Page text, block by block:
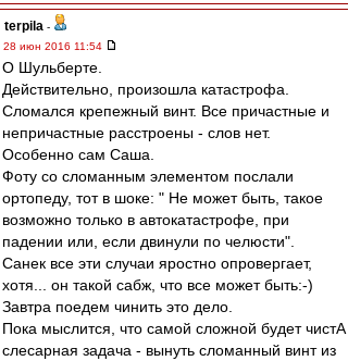
terpila -
28 июн 2016 11:54
О Шульберте.
Действительно, произошла катастрофа.
Сломался крепежный винт. Все причастные и
непричастные расстроены - слов нет.
Особенно сам Саша.
Фоту со сломанным элементом послали
ортопеду, тот в шоке: " Не может быть, такое
возможно только в автокатастрофе, при
падении или, если двинули по челюсти".
Санек все эти случаи яростно опровергает,
хотя... он такой сабж, что все может быть:-)
Завтра поедем чинить это дело.
Пока мыслится, что самой сложной будет чистА
слесарная задача - вынуть сломанный винт из